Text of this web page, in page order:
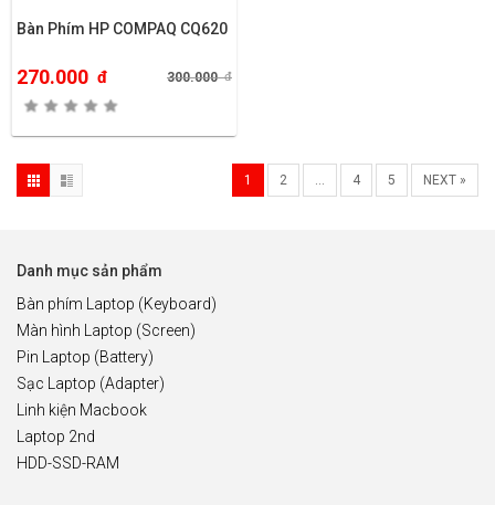
Bàn Phím HP COMPAQ CQ620
270.000 đ 300.000đ
1 2 … 4 5 NEXT »
Danh mục sản phẩm
Bàn phím Laptop (Keyboard)
Màn hình Laptop (Screen)
Pin Laptop (Battery)
Sạc Laptop (Adapter)
Linh kiện Macbook
Laptop 2nd
HDD-SSD-RAM